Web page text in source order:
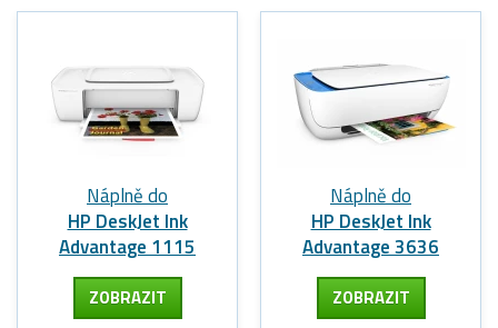
Náplně do
HP DeskJet Ink
Advantage 1115
ZOBRAZIT
Náplně do
HP DeskJet Ink
Advantage 3636
ZOBRAZIT